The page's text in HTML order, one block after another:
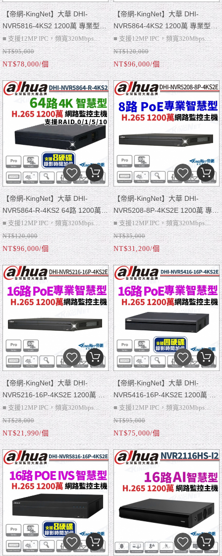
【帝網-KingNet】大華 DHI-
NVR5816-4KS2 1200萬 專業型
H.265 16路 8硬碟 智慧型 4K NVR
網路影像錄影主機
■ 支援12MP IPC，頻寬320Mbps
■ 2組VGA、2組HDMI、警報：16輸
入/6輸出、聲音：1輸入/2輸出，2組
RJ-45
■ 8硬碟，支援10TB硬碟，1組eSATA
■ 搭配AI攝影機：周界防護、人臉偵
測和辨識、SMD Plus、影像元數據、
車牌辨識、人數統計、行為分析、人
群分佈、熱圖、智慧搜尋
■ 商品不含硬碟可額外加購
■ 請注意~此為NVR網路主機只能搭配
網路攝影機才可使用喔
NT$95,000
NT$78,000/個
【帝網-KingNet】大華 DHI-
NVR5864-4KS2 1200萬 專業型
H.265 64路 8硬碟 智慧型 4K NVR
網路影像錄影主機
■ 支援12MP IPC，頻寬320Mbps
■ 2組VGA、2組HDMI、警報：16輸
入/6輸出、聲音：1輸入/2輸出，2組
RJ-45
■ 8硬碟，支援10TB硬碟，1組eSATA
■ 搭配AI攝影機：周界防護、人臉偵
測和辨識、SMD Plus、影像元數據、
車牌辨識、人數統計、行為分析、人
群分佈、熱圖、智慧搜尋
■ 商品不含硬碟可額外加購
■ 請注意~此為NVR網路主機只能搭配
網路攝影機才可使用喔
NT$120,000
NT$96,000/個
【帝網-KingNet】大華 DHI-
NVR5864-R-4KS2 64路 1200萬
專業智慧型 4K NVR（Raid）監視
器主機
■ 支援12MP IPC，頻寬320Mbps
■ 2組VGA、2組HDMI、警報：16輸
入/6輸出、聲音：1輸入/2輸出，2組
RJ-45
■ 8硬碟，支援10TB硬碟，1組eSATA
■ 搭配AI攝影機：周界防護、人臉偵
測和辨識、SMD Plus、影像元數據、
車牌辨識、人數統計、行為分析、人
群分佈、熱圖、智慧搜尋
■ 商品不含硬碟可額外加購
■ 請注意~此為NVR網路主機只能搭配
網路攝影機才可使用喔
NT$120,000
NT$96,000/個
【帝網-KingNet】大華 DHI-
NVR5208-8P-4KS2E 1200萬 專業
型 H.265 8路 雙硬碟 4K NVR 網路
影像錄影主機 智能h.265+ h.265
h.264+ h.264 影像壓縮 智慧搜
尋、人臉偵測
■ 支援12MP IPC，頻寬320Mbps
■ VGA、4K HDMI、警報：4輸入/2輸
出、聲音：1輸入/1輸出
■ 雙硬碟，支援10TB硬碟
■ 搭配AI攝影機：周界防護、人臉偵
測和辨識、SMD Plus、影像元數據、
車牌辨識、人數統計、行為分析、人
群分佈、熱圖、智慧搜尋
NVR5208-8P-4KS2E：1~8路支援
ePoE & EoC
■ 商品不含硬碟可額外加購
■ 請注意~此為NVR網路主機只能搭配
網路攝影機才可使用喔
NT$35,000
NT$31,200/個
【帝網-KingNet】大華 DHI-
NVR5216-16P-4KS2E 1200萬 專
業型 H.265 16路 16路PoE 雙硬碟
智慧型4K NVR 網路影像錄影主機
智能h.265+ h.265
■ 支援12MP IPC，頻寬320Mbps
■ VGA、4K HDMI、警報：4輸入/2輸
出、聲音：1輸入/1輸出
■ 雙硬碟，支援10TB硬碟
■ 搭配AI攝影機：周界防護、人臉偵
測和辨識、SMD Plus、影像元數據、
車牌辨識、人數統計、行為分析、人
群分佈、熱圖、智慧搜尋
NVR5216-16P-4KS2E：16路PoE，
1~8路支援ePoE & EoC
■ 商品不含硬碟可額外加購
■ 請注意~此為NVR網路主機只能搭配
網路攝影機才可使用喔
NT$28,000
NT$21,990/個
【帝網-KingNet】大華 DHI-
NVR5416-16P-4KS2E 1200萬 專
業型 H.265 16路 16路PoE 4硬碟
智慧型4K NVR 網路影像錄影主機
■ 支援12MP IPC，頻寬320Mbps
■ 2組VGA、2組HDMI、警報：16輸
入/6輸出、聲音：1輸入/2輸出，1組
RJ-45
■ 4硬碟，支援10TB硬碟，1組eSATA
■ 搭配AI攝影機：周界防護、人臉偵
測和辨識、SMD Plus、影像元數據、
車牌辨識、人數統計、行為分析、人
群分佈、熱圖、智慧搜尋
■ 16路PoE，1~8路支援ePoE & EoC
■ 商品不含硬碟可額外加購
■ 請注意~此為NVR網路主機只能搭配
網路攝影機才可使用喔
NT$95,000
NT$75,000/個